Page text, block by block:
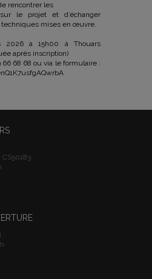
rencontrer les
le projet et d’échanger
mises en œuvre.
2026 à 15h00 à Thouars
après inscription)
66 68 68 ou via le formulaire :
: